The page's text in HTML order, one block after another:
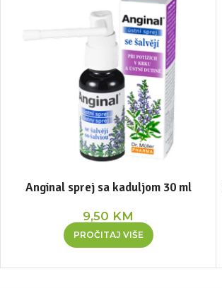
Anginal sprej sa kaduljom 30 ml
9,50 KM
PROČITAJ VIŠE